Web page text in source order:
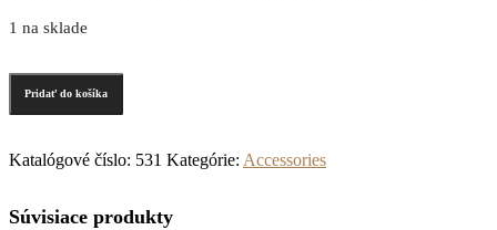
1 na sklade
Pridať do košíka
Katalógové číslo: 531 Kategórie: Accessories
Súvisiace produkty